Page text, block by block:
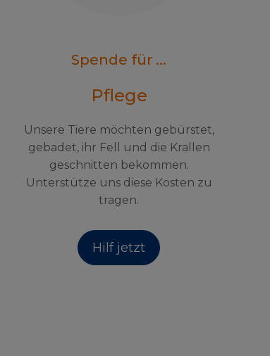
Spende für ...
Pflege
Unsere Tiere möchten gebürstet,
gebadet, ihr Fell und die Krallen
geschnitten bekommen.
Unterstütze uns diese Kosten zu
tragen.
Hilf jetzt